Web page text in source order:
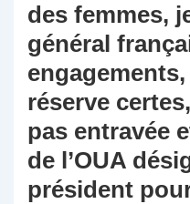
des femmes,
général
réserve
pas entravée
de l’OUA
président